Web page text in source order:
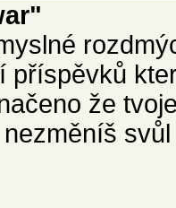
příspěvků
že